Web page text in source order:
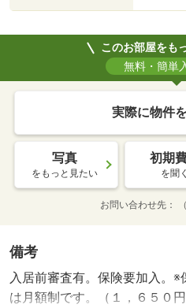
このお部屋をも
無料・簡単
実際に物件
写真
をもっと見たい
初期
を聞く
お問い合わせ先
備考
入居前審査有。保険要加入。※
は月額制です。（１，６５０